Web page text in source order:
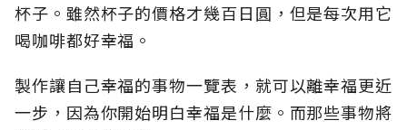
杯子。雖然杯子的價格才幾百日圓，但是每次用它
喝咖啡都好幸福。
製作讓自己幸福的事物一覽表，就可以離幸福更近
一步，因為你開始明白幸福是什麼。而那些事物將